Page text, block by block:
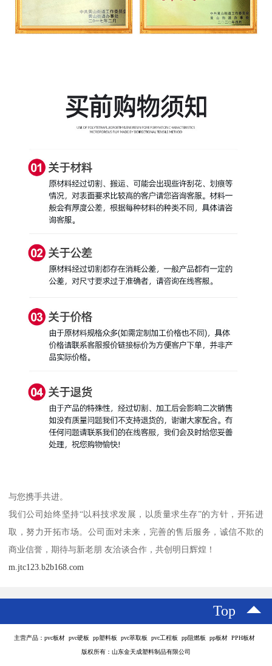
与您携手共进。
我们公司始终坚持“以科技求发展，以质量求生存”的方针，开拓进
取，努力开拓市场。公司面对未来，完善的售后服务，诚信不欺的
商业信誉，期待与新老朋 友洽谈合作，共创明日辉煌！
m.jtc123.b2b168.com
Top
主营产品：pvc板材 pvc硬板 pp塑料板 pvc萃取板 pvc工程板 pp阻燃板 pp板材 PPH板材
版权所有：山东金天成塑料制品有限公司